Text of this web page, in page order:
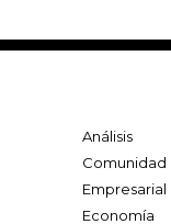
Análisis
Comunidad
Empresarial
Economía